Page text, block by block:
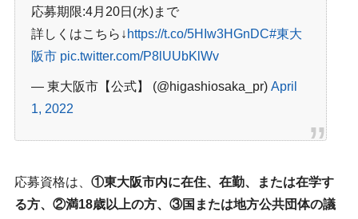
応募期限:4月20日(水)まで
詳しくはこちら↓ https://t.co/5HIw3HGnDC#東大
阪市 pic.twitter.com/P8lUUbKlWv
— 東大阪市【公式】 (@higashiosaka_pr) April
1, 2022
応募資格は、 ①東大阪市内に在住、在勤、または在学す
る方、②満18歳以上の方、③国または地方公共団体の議